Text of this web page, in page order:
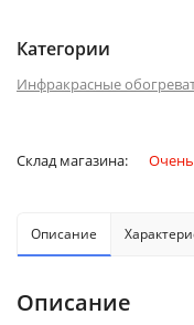
Категории
Инфракрасные
Склад магазина:
Описание
Описание